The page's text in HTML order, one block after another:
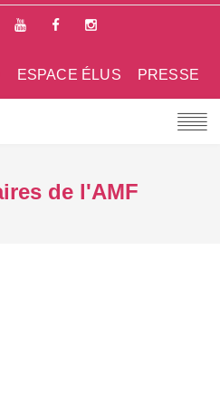
PRESSE
ESPACE ÉLUS
de l'AMF